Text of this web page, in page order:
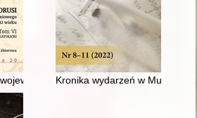
północno-wschodnich II
Kronika wydarzeń w Muzeum